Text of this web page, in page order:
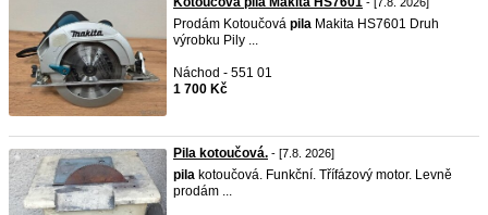
Prodám Kotoučová pila Makita HS7601 Druh
výrobku Pily ...
Náchod - 551 01
1 700 Kč
Pila kotoučová. - [7.8. 2026]
pila kotoučová. Funkční. Třífázový motor. Levně
prodám ...